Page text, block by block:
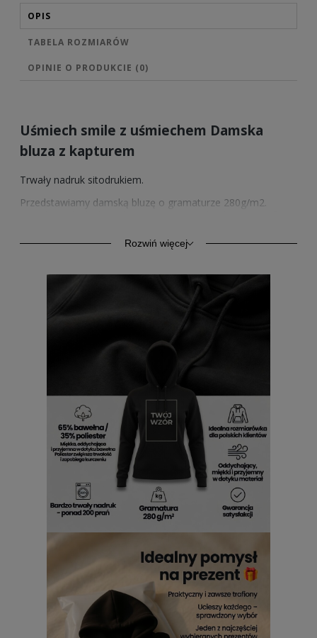
OPIS
TABELA ROZMIARÓW
OPINIE O PRODUKCIE (0)
Uśmiech smile z uśmiechem Damska
bluza z kapturem
Trwały nadruk sitodrukiem.
Przedstawiamy damską bluzę o gramaturze 280g/m2.
znajduje zastosowanie również jako odzież sportowa.
Kangurkowa kieszeń, rękawy i dół ze ściągaczem.
Sprzedawane przez nas wzory nadruków posiadamy
również w wersji na bluzach z kapturem w 4 kolorach.
Rozwiń więcej